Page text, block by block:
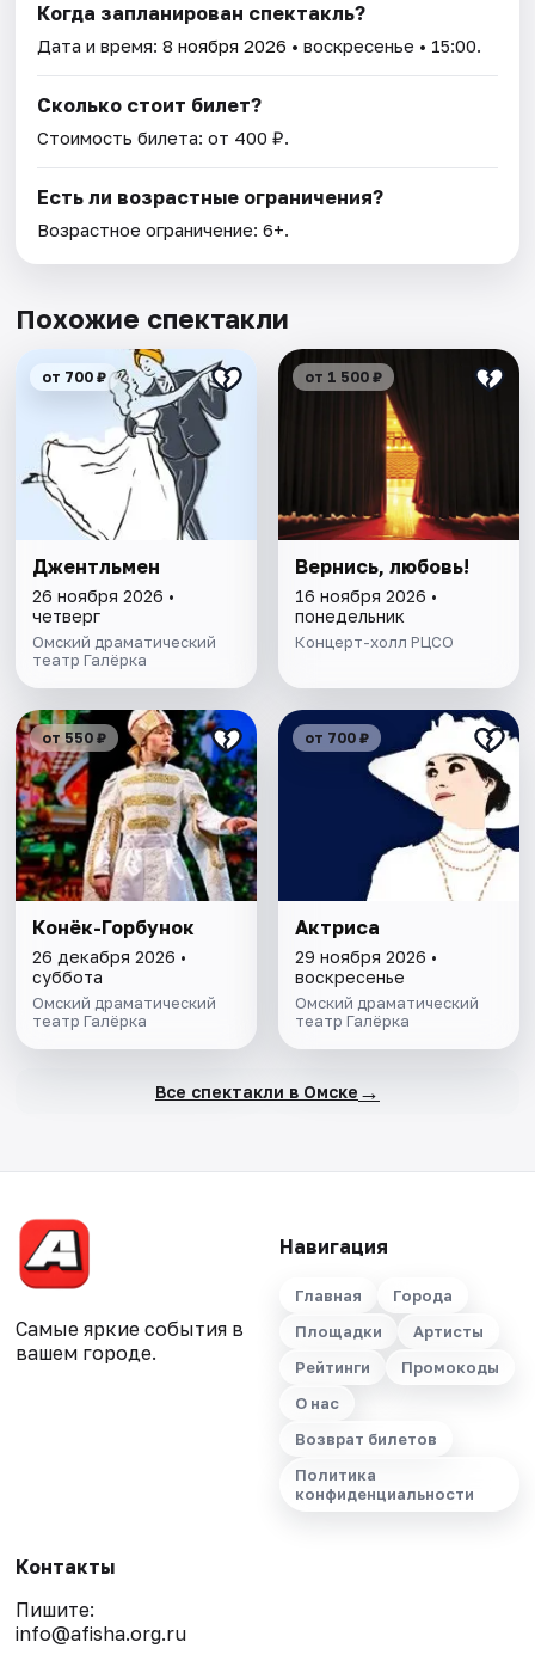
Когда запланирован спектакль?
Дата и время:8 ноября 2026 • воскресенье • 15:00.
Сколько стоит билет?
Стоимость билета: от 400 ₽.
Есть ли возрастные ограничения?
Возрастное ограничение: 6+.
Похожие спектакли
от 700 ₽
Джентльмен
26 ноября 2026 •
четверг
Омский драматический
театр Галёрка
от 1 500 ₽
Вернись, любовь!
16 ноября 2026 •
понедельник
Концерт-холл РЦСО
от 550 ₽
Конёк-Горбунок
26 декабря 2026 •
суббота
Омский драматический
театр Галёрка
от 700 ₽
Актриса
29 ноября 2026 •
воскресенье
Омский драматический
театр Галёрка
Все спектакли в Омске →
Самые яркие события в
вашем городе.
Навигация
Главная
Города
Площадки
Артисты
Рейтинги
Промокоды
О нас
Возврат билетов
Политика
конфиденциальности
Контакты
Пишите:
info@afisha.org.ru